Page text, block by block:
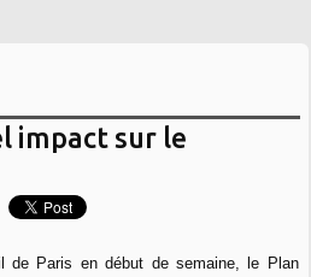
impact sur le
de Paris en début de semaine, le Plan